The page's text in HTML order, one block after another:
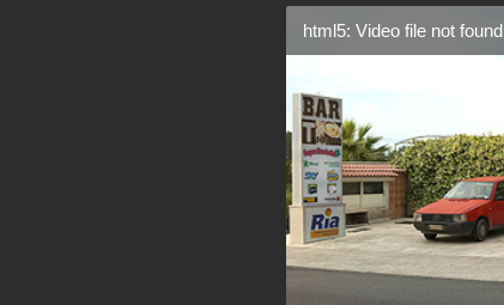
html5: Video file not found